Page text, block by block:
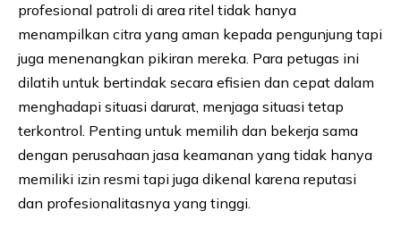
profesional patroli di area ritel tidak hanya
menampilkan citra yang aman kepada pengunjung tapi
juga menenangkan pikiran mereka. Para petugas ini
dilatih untuk bertindak secara efisien dan cepat dalam
menghadapi situasi darurat, menjaga situasi tetap
terkontrol. Penting untuk memilih dan bekerja sama
dengan perusahaan jasa keamanan yang tidak hanya
memiliki izin resmi tapi juga dikenal karena reputasi
dan profesionalitasnya yang tinggi.